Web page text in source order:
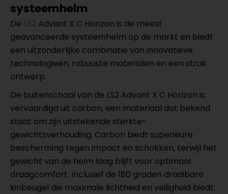
systeemhelm
De LS2 Advant X C Horizon is de meest
geavanceerde systeemhelm op de markt en biedt
een uitzonderlijke combinatie van innovatieve
technologieën, robuuste materialen en een strak
ontwerp.
De buitenschaal van de LS2 Advant X C Horizon is
vervaardigd uit carbon, een materiaal dat bekend
staat om zijn uitstekende sterkte-
gewichtsverhouding. Carbon biedt superieure
bescherming tegen impact en schokken, terwijl het
gewicht van de helm laag blijft voor optimaal
draagcomfort. Inclusief de 180 graden draaibare
kinbeugel die maximale lichtheid en veiligheid biedt.